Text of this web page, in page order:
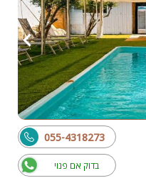
בדוק אם פנוי
055-4318273